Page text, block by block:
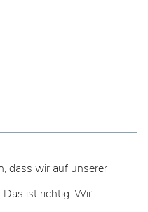
dass wir auf unserer
Das ist richtig. Wir